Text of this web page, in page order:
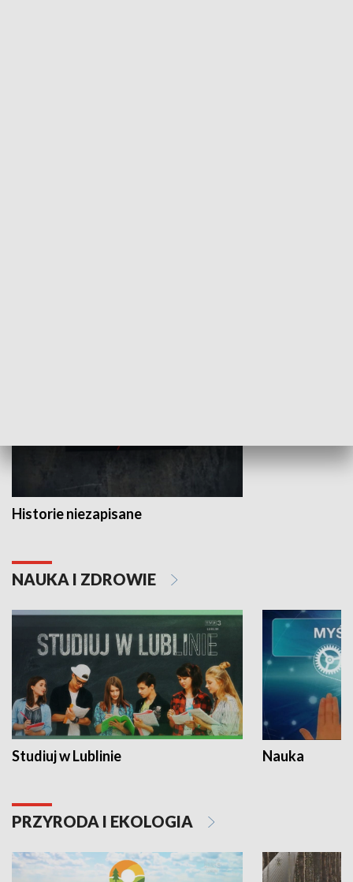
Historie niezapisane
NAUKA I ZDROWIE
Studiuj w Lublinie Nauka
PRZYRODA I EKOLOGIA